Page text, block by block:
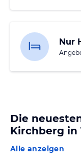
Nur
Die
Kirchberg in
Alle anzeigen